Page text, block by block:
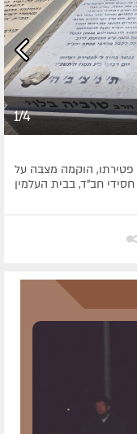
1/4
ז"ל: לאחר 30 יום מיום פטירתו, הוקמה מצבה על
חב"ד, בבית העלמין